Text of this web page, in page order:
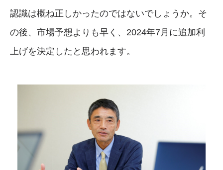
認識は概ね正しかったのではないでしょうか。そ
の後、市場予想よりも早く、2024年7月に追加利
上げを決定したと思われます。